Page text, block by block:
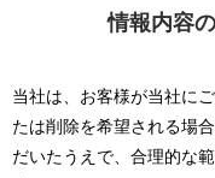
情報内容
当社は、お客様が当社に
たは削除を希望される場
だいたうえで、合理的な